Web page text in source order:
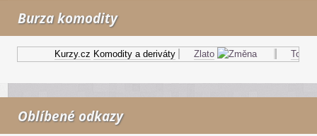
Burza komodity
Kurzy.cz Komodity a deriváty Zlato Topný
Oblíbené odkazy